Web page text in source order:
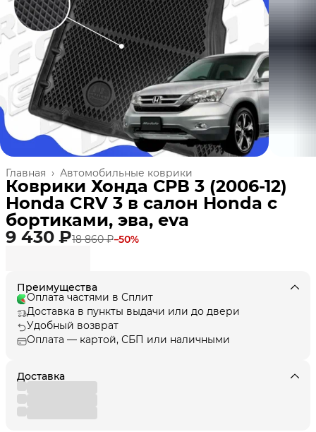
Автомобильные коврики
Главная ›
Коврики Хонда СРВ 3 (2006-12)
Honda CRV 3 в салон Honda с
бортиками, эва, eva
9 430 ₽18 860 ₽−50%
Преимущества
Оплата частями в Сплит
Доставка в пункты выдачи или до двери
Удобный возврат
Оплата — картой, СБП или наличными
Доставка